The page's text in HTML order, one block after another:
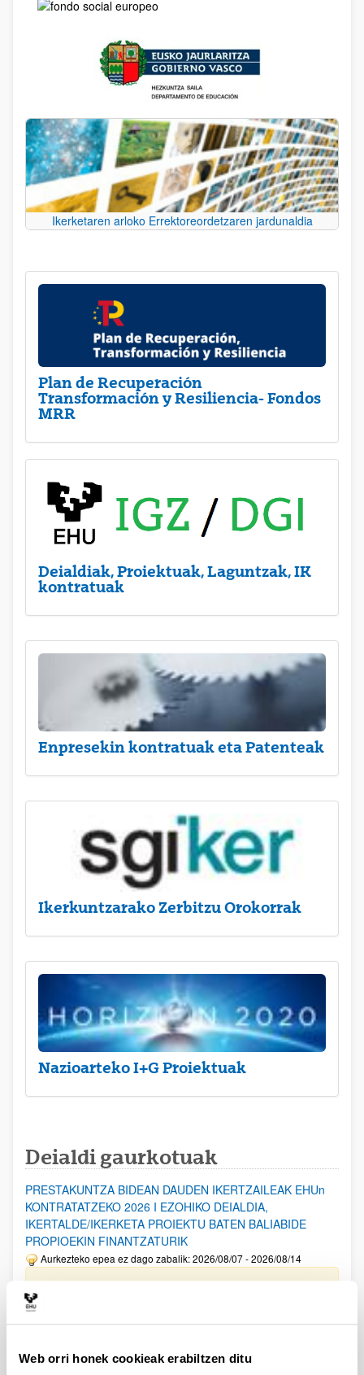
Web orri honek cookieak erabiltzen ditu
Ikerketaren arloko Errektoreordetzaren jardunaldia
Plan de Recuperación
Transformación y Resiliencia- Fondos
MRR
Deialdiak, Proiektuak, Laguntzak, IK
kontratuak
Enpresekin kontratuak eta Patenteak
Ikerkuntzarako Zerbitzu Orokorrak
Nazioarteko I+G Proiektuak
Deialdi gaurkotuak
PRESTAKUNTZA BIDEAN DAUDEN IKERTZAILEAK EHUn
KONTRATATZEKO 2026 I EZOHIKO DEIALDIA,
IKERTALDE/IKERKETA PROIEKTU BATEN BALIABIDE
PROPIOEKIN FINANTZATURIK
Aurkezteko epea ez dago zabalik: 2026/08/07 - 2026/08/14
ESKAERAK AURKEZTEKO EPEA 2026-08-14 ARTE ZABALIK.
UPV/EHUn Azpiegitura Zientifikoa eta Funts Bibliografikoak
Izapide irekia